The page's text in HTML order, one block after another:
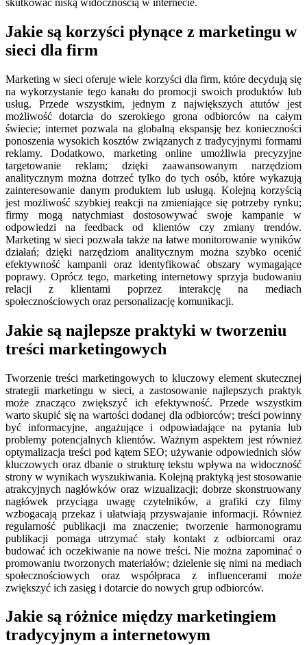
Jakie są korzyści płynące z marketingu w
sieci dla firm
Marketing w sieci oferuje wiele korzyści dla firm, które decydują się
na wykorzystanie tego kanału do promocji swoich produktów lub
usług. Przede wszystkim, jednym z największych atutów jest
możliwość dotarcia do szerokiego grona odbiorców na całym
świecie; internet pozwala na globalną ekspansję bez konieczności
ponoszenia wysokich kosztów związanych z tradycyjnymi formami
reklamy. Dodatkowo, marketing online umożliwia precyzyjne
targetowanie reklam; dzięki zaawansowanym narzędziom
analitycznym można dotrzeć tylko do tych osób, które wykazują
zainteresowanie danym produktem lub usługą. Kolejną korzyścią
jest możliwość szybkiej reakcji na zmieniające się potrzeby rynku;
firmy mogą natychmiast dostosowywać swoje kampanie w
odpowiedzi na feedback od klientów czy zmiany trendów.
Marketing w sieci pozwala także na łatwe monitorowanie wyników
działań; dzięki narzędziom analitycznym można szybko ocenić
efektywność kampanii oraz identyfikować obszary wymagające
poprawy. Oprócz tego, marketing internetowy sprzyja budowaniu
relacji z klientami poprzez interakcję na mediach
społecznościowych oraz personalizację komunikacji.
Jakie są najlepsze praktyki w tworzeniu
treści marketingowych
Tworzenie treści marketingowych to kluczowy element skutecznej
strategii marketingu w sieci, a zastosowanie najlepszych praktyk
może znacząco zwiększyć ich efektywność. Przede wszystkim
warto skupić się na wartości dodanej dla odbiorców; treści powinny
być informacyjne, angażujące i odpowiadające na pytania lub
problemy potencjalnych klientów. Ważnym aspektem jest również
optymalizacja treści pod kątem SEO; używanie odpowiednich słów
kluczowych oraz dbanie o strukturę tekstu wpływa na widoczność
strony w wynikach wyszukiwania. Kolejną praktyką jest stosowanie
atrakcyjnych nagłówków oraz wizualizacji; dobrze skonstruowany
nagłówek przyciąga uwagę czytelników, a grafiki czy filmy
wzbogacają przekaz i ułatwiają przyswajanie informacji. Również
regularność publikacji ma znaczenie; tworzenie harmonogramu
publikacji pomaga utrzymać stały kontakt z odbiorcami oraz
budować ich oczekiwanie na nowe treści. Nie można zapominać o
promowaniu tworzonych materiałów; dzielenie się nimi na mediach
społecznościowych oraz współpraca z influencerami może
zwiększyć ich zasięg i dotarcie do nowych grup odbiorców.
Jakie są różnice między marketingiem
tradycyjnym a internetowym